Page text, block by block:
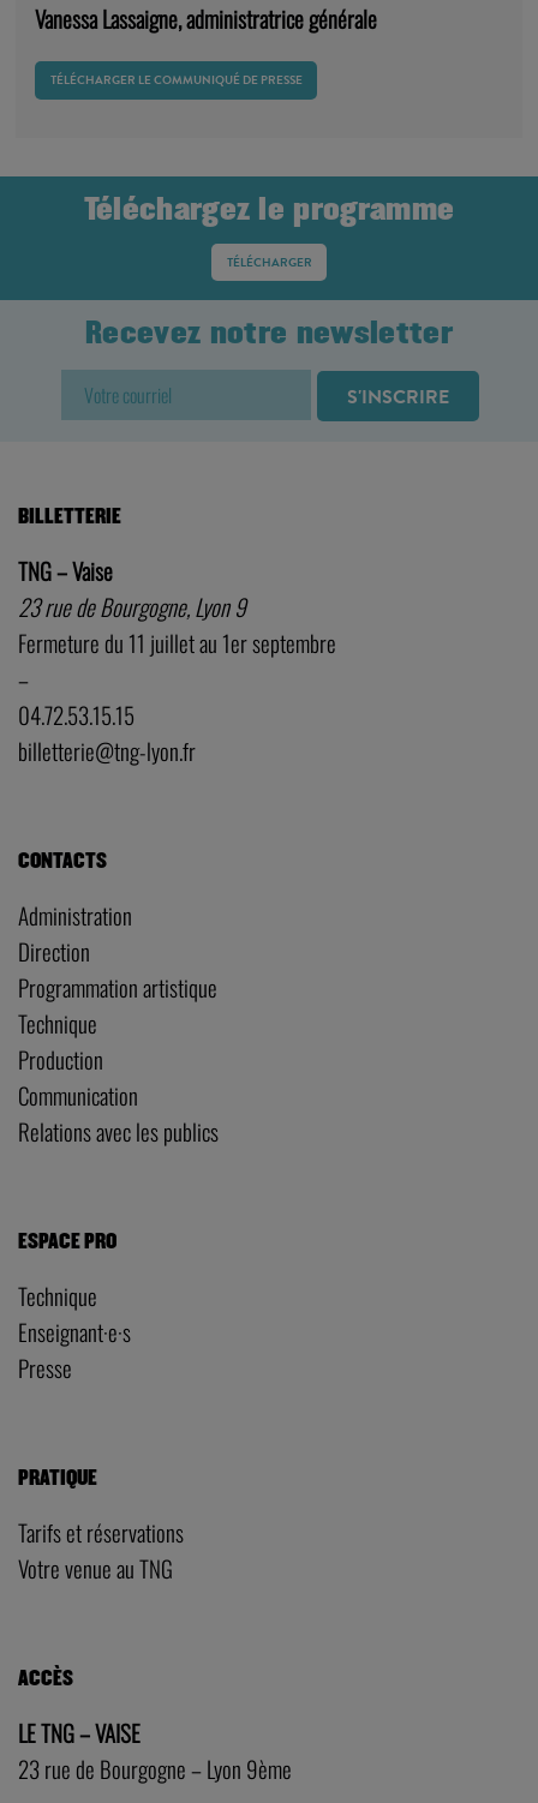
Vanessa Lassaigne, administratrice générale
TÉLÉCHARGER LE COMMUNIQUÉ DE PRESSE
Téléchargez le programme
TÉLÉCHARGER
Recevez notre newsletter
BILLETTERIE
TNG – Vaise
23 rue de Bourgogne, Lyon 9
Fermeture du 11 juillet au 1er septembre
–
04.72.53.15.15
billetterie@tng-lyon.fr
CONTACTS
Administration
Direction
Programmation artistique
Technique
Production
Communication
Relations avec les publics
ESPACE PRO
Technique
Enseignant·e·s
Presse
PRATIQUE
Tarifs et réservations
Votre venue au TNG
ACCÈS
LE TNG – VAISE
23 rue de Bourgogne – Lyon 9ème